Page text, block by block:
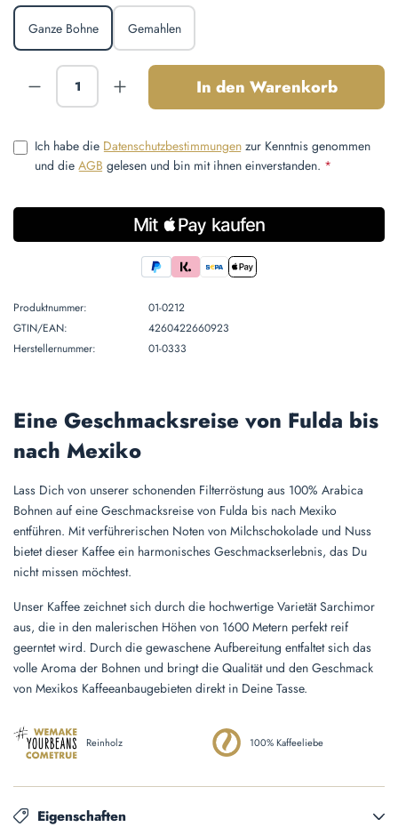
Ganze Bohne Gemahlen
Produkt Anzahl: Gib den gewünschten Wert
In den Warenkorb
Ich habe die Datenschutzbestimmungen zur Kenntnis genommen
und die AGB gelesen und bin mit ihnen einverstanden. *
Produktnummer:
01-0212
GTIN/EAN:
4260422660923
Herstellernummer:
01-0333
Eine Geschmacksreise von Fulda bis
nach Mexiko
Lass Dich von unserer schonenden Filterröstung aus 100% Arabica
Bohnen auf eine Geschmacksreise von Fulda bis nach Mexiko
entführen. Mit verführerischen Noten von Milchschokolade und Nuss
bietet dieser Kaffee ein harmonisches Geschmackserlebnis, das Du
nicht missen möchtest.
Unser Kaffee zeichnet sich durch die hochwertige Varietät Sarchimor
aus, die in den malerischen Höhen von 1600 Metern perfekt reif
geerntet wird. Durch die gewaschene Aufbereitung entfaltet sich das
volle Aroma der Bohnen und bringt die Qualität und den Geschmack
von Mexikos Kaffeeanbaugebieten direkt in Deine Tasse.
Reinholz 100% Kaffeeliebe
Eigenschaften